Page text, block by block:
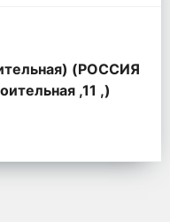
(РОССИЯ
,11 ,)